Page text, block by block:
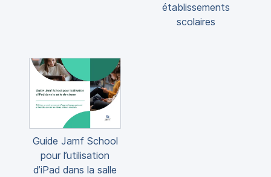
établissements
scolaires
Guide Jamf School
pour l’utilisation
d’iPad dans la salle